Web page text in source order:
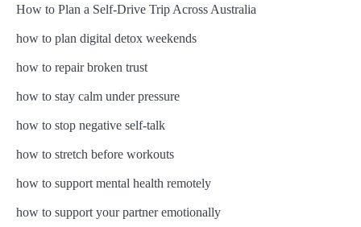
How to Plan a Self-Drive Trip Across Australia
how to plan digital detox weekends
how to repair broken trust
how to stay calm under pressure
how to stop negative self-talk
how to stretch before workouts
how to support mental health remotely
how to support your partner emotionally